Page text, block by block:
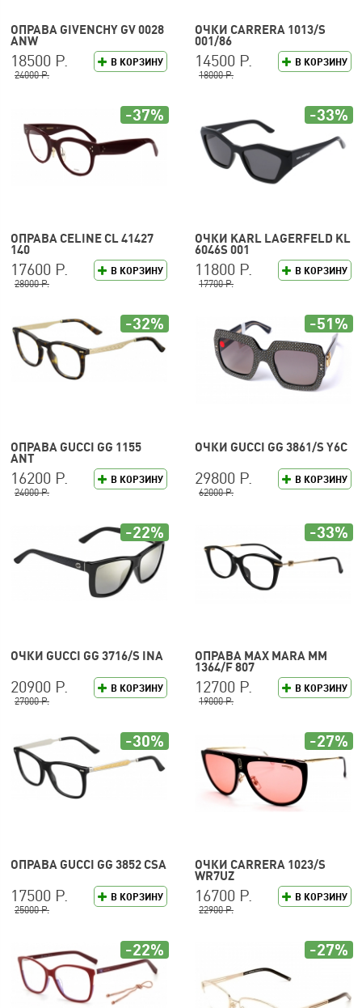
ОПРАВА GIVENCHY GV 0028
ANW
В КОРЗИНУ
18500 Р.
24000 Р.
ОЧКИ CARRERA 1013/S
001/86
В КОРЗИНУ
14500 Р.
18000 Р.
ОПРАВА CELINE CL 41427
140
В КОРЗИНУ
17600 Р.
28000 Р.
-37%
ОЧКИ KARL LAGERFELD KL
6046S 001
В КОРЗИНУ
11800 Р.
17700 Р.
-33%
ОПРАВА GUCCI GG 1155
ANT
В КОРЗИНУ
16200 Р.
24000 Р.
-32%
ОЧКИ GUCCI GG 3861/S Y6C
В КОРЗИНУ
29800 Р.
62000 Р.
-51%
ОЧКИ GUCCI GG 3716/S INA
В КОРЗИНУ
20900 Р.
27000 Р.
-22%
ОПРАВА MAX MARA MM
1364/F 807
В КОРЗИНУ
12700 Р.
19000 Р.
-33%
ОПРАВА GUCCI GG 3852 CSA
В КОРЗИНУ
17500 Р.
25000 Р.
-30%
ОЧКИ CARRERA 1023/S
WR7UZ
В КОРЗИНУ
16700 Р.
22900 Р.
-27%
-22% -27%